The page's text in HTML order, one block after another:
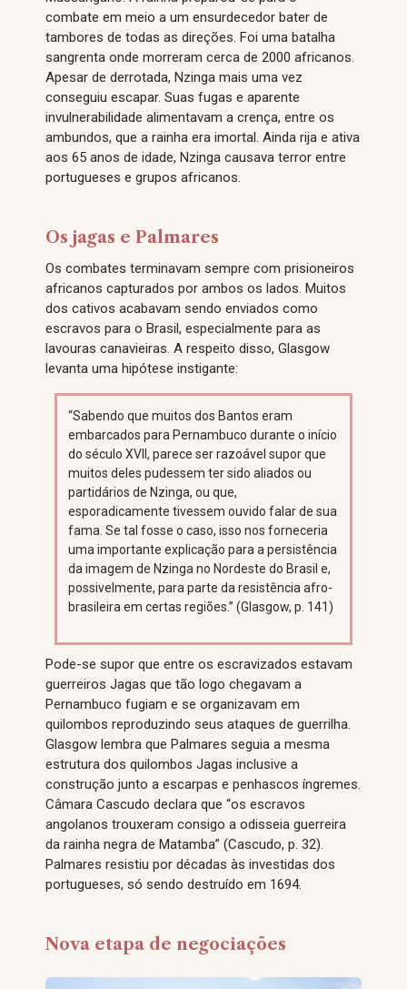
combate em meio a um ensurdecedor bater de
tambores de todas as direções. Foi uma batalha
sangrenta onde morreram cerca de 2000 africanos.
Apesar de derrotada, Nzinga mais uma vez
conseguiu escapar. Suas fugas e aparente
invulnerabilidade alimentavam a crença, entre os
ambundos, que a rainha era imortal. Ainda rija e ativa
aos 65 anos de idade, Nzinga causava terror entre
portugueses e grupos africanos.
Os jagas e Palmares
Os combates terminavam sempre com prisioneiros
africanos capturados por ambos os lados. Muitos
dos cativos acabavam sendo enviados como
escravos para o Brasil, especialmente para as
lavouras canavieiras. A respeito disso, Glasgow
levanta uma hipótese instigante:
“Sabendo que muitos dos Bantos eram
embarcados para Pernambuco durante o início
do século XVII, parece ser razoável supor que
muitos deles pudessem ter sido aliados ou
partidários de Nzinga, ou que,
esporadicamente tivessem ouvido falar de sua
fama. Se tal fosse o caso, isso nos forneceria
uma importante explicação para a persistência
da imagem de Nzinga no Nordeste do Brasil e,
possivelmente, para parte da resistência afro-
brasileira em certas regiões.” (Glasgow, p. 141)
Pode-se supor que entre os escravizados estavam
guerreiros Jagas que tão logo chegavam a
Pernambuco fugiam e se organizavam em
quilombos reproduzindo seus ataques de guerrilha.
Glasgow lembra que Palmares seguia a mesma
estrutura dos quilombos Jagas inclusive a
construção junto a escarpas e penhascos íngremes.
Câmara Cascudo declara que “os escravos
angolanos trouxeram consigo a odisseia guerreira
da rainha negra de Matamba” (Cascudo, p. 32).
Palmares resistiu por décadas às investidas dos
portugueses, só sendo destruído em 1694.
Nova etapa de negociações